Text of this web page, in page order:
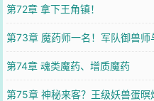
第72章 拿下王角镇！
第73章 魔药师一名！军队御兽师
第74章 魂类魔药、增质魔药
第75章 神秘来客？王级妖兽蛋暝